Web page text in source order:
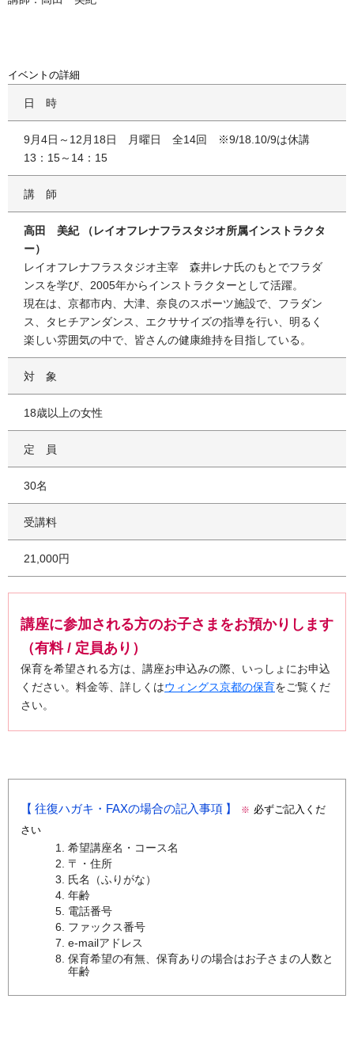
イベントの詳細
日時
9月4日～12月18日 月曜日 全14回 ※9/18.10/9は休講
13：15～14：15
講師
高田 美紀 （レイオフレナフラスタジオ所属インストラクタ
ー）
レイオフレナフラスタジオ主宰 森井レナ氏のもとでフラダ
ンスを学び、2005年からインストラクターとして活躍。
現在は、京都市内、大津、奈良のスポーツ施設で、フラダン
ス、タヒチアンダンス、エクササイズの指導を行い、明るく
楽しい雰囲気の中で、皆さんの健康維持を目指している。
対象
18歳以上の女性
定員
30名
受講料
21,000円
講座に参加される方のお子さまをお預かりします
（有料 / 定員あり）
保育を希望される方は、講座お申込みの際、いっしょにお申込
ください。料金等、詳しくはウィングス京都の保育をご覧くだ
さい。
往復ハガキ・FAXの場合の記入事項 ※ 必ずご記入くだ
さい
希望講座名・コース名
〒・住所
氏名（ふりがな）
年齢
電話番号
ファックス番号
e-mailアドレス
保育希望の有無、保育ありの場合はお子さまの人数と
年齢